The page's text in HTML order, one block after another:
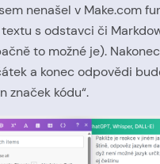
nenašel v Make.com
s odstavci či
to možné je).
a konec odpovědi
značek kódu“.